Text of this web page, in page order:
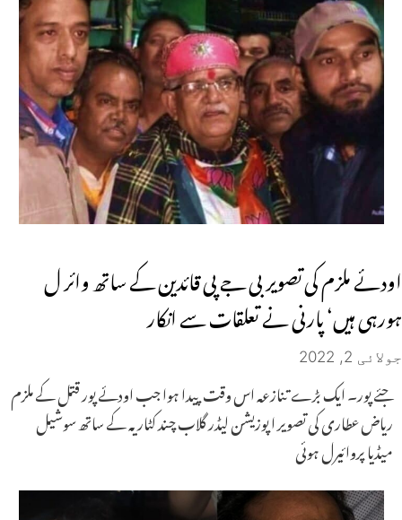
اودئے ملزم کی تصویر بی جے پی قائدین کے ساتھ وائر ل
ہورہی ہیں‘ پارنی نے تعلقات سے انکار
جولائی 2, 2022
جئے پور۔ ایک بڑے تنازعہ اس وقت پیدا ہوا جب اودئے پور قتل کے ملزم
ریاض عطاری کی تصویر اپوزیشن لیڈر گلاب چند کٹاریہ کے ساتھ سوشیل
میڈیا پروائیرل ہوئی